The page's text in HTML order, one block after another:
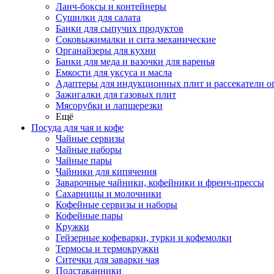
Ланч-боксы и контейнеры
Сушилки для салата
Банки для сыпучих продуктов
Соковыжималки и сита механические
Органайзеры для кухни
Банки для меда и вазочки для варенья
Емкости для уксуса и масла
Адаптеры для индукционных плит и рассекатели
Зажигалки для газовых плит
Мясорубки и лапшерезки
Ещё
Посуда для чая и кофе
Чайные сервизы
Чайные наборы
Чайные пары
Чайники для кипячения
Заварочные чайники, кофейники и френч-прессы
Сахарницы и молочники
Кофейные сервизы и наборы
Кофейные пары
Кружки
Гейзерные кофеварки, турки и кофемолки
Термосы и термокружки
Ситечки для заварки чая
Подстаканники